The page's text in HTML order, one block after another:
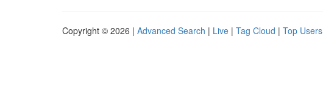
Copyright © 2026 | Advanced Search | Live | Tag Cloud | Top Users